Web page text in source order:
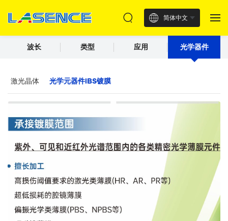
简体中文
波长 类型 应用 光学器件
激光晶体 光学元器件IBS镀膜